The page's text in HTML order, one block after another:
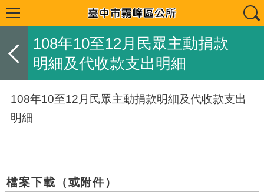
108年10至12月民眾主動捐款
明細及代收款支出明細
108年10至12月民眾主動捐款明細及代收款支出
明細
檔案下載（或附件）